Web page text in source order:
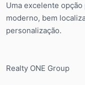
Uma excelente
moderno, bem
personalização.
Realty ONE Group